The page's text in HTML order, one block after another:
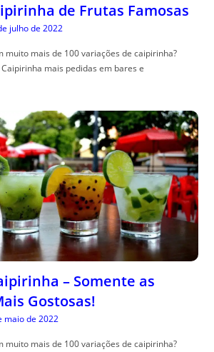
de Frutas Famosas
julho de 2022
muito mais de 100 variações de caipirinha?
mais pedidas em bares e
– Somente as
Gostosas!
maio de 2022
muito mais de 100 variações de caipirinha?